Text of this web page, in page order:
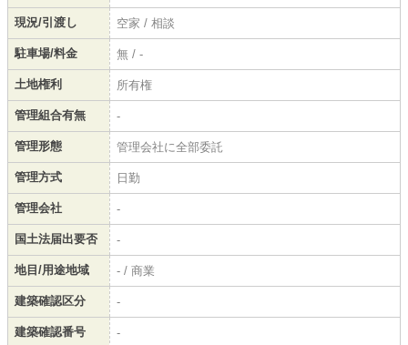
現況/引渡し 空家 / 相談
駐車場/料金 無 / -
土地権利 所有権
管理組合有無 -
管理形態 管理会社に全部委託
管理方式 日勤
管理会社 -
国土法届出要否 -
地目/用途地域 - / 商業
建築確認区分 -
建築確認番号 -